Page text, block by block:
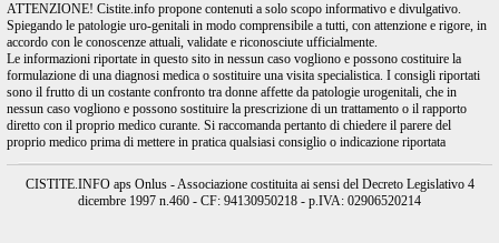
ATTENZIONE! Cistite.info propone contenuti a solo scopo informativo e divulgativo.
Spiegando le patologie uro-genitali in modo comprensibile a tutti, con attenzione e rigore, in
accordo con le conoscenze attuali, validate e riconosciute ufficialmente.
Le informazioni riportate in questo sito in nessun caso vogliono e possono costituire la
formulazione di una diagnosi medica o sostituire una visita specialistica. I consigli riportati
sono il frutto di un costante confronto tra donne affette da patologie urogenitali, che in
nessun caso vogliono e possono sostituire la prescrizione di un trattamento o il rapporto
diretto con il proprio medico curante. Si raccomanda pertanto di chiedere il parere del
proprio medico prima di mettere in pratica qualsiasi consiglio o indicazione riportata
CISTITE.INFO aps Onlus - Associazione costituita ai sensi del Decreto Legislativo 4
dicembre 1997 n.460 - CF: 94130950218 - p.IVA: 02906520214